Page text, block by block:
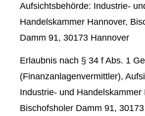
Aufsichtsbehörde: Industrie-
Handelskammer Hannover,
Damm 91, 30173 Hannover
Erlaubnis nach § 34 f Abs. 1
(Finanzanlagenvermittler),
Industrie- und Handelskammer
Bischofsholer Damm 91,